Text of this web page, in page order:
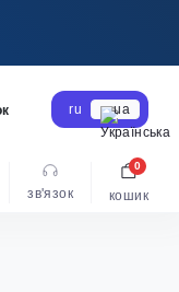
ru ua
зв'язок кошик
0